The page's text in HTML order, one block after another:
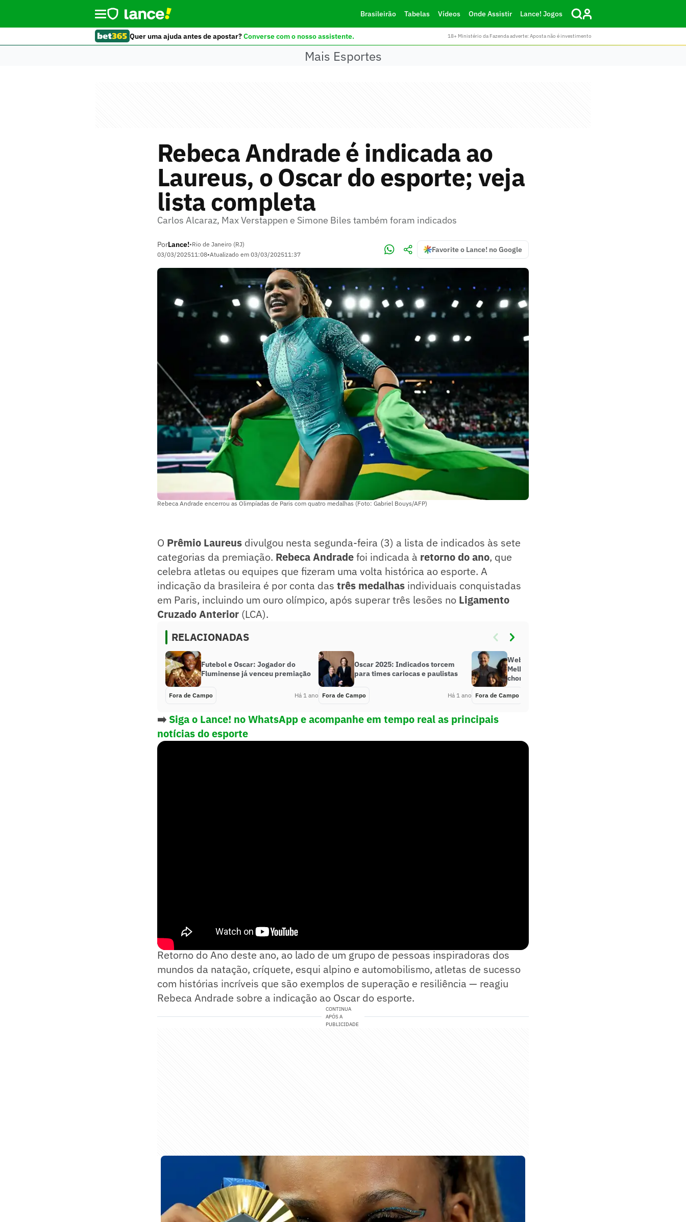
Brasileirão Tabelas Vídeos Onde Assistir Lance! Jogos
Quer uma ajuda antes de apostar?Converse com o nosso assistente. 18+ Ministério da Fazenda adverte: Aposta não é investimento
Mais Esportes
Rebeca Andrade é indicada ao
Laureus, o Oscar do esporte; veja
lista completa
Carlos Alcaraz, Max Verstappen e Simone Biles também foram indicados
PorLance!•Rio de Janeiro (RJ)
03/03/202511:08•Atualizado em 03/03/202511:37
Favorite o Lance! no Google
Rebeca Andrade encerrou as Olimpíadas de Paris com quatro medalhas (Foto: Gabriel Bouys/AFP)
O Prêmio Laureus divulgou nesta segunda-feira (3) a lista de indicados às sete
categorias da premiação. Rebeca Andradefoi indicada à retorno do ano, que
celebra atletas ou equipes que fizeram uma volta histórica ao esporte. A
indicação da brasileira é por conta das três medalhas individuais conquistadas
em Paris, incluindo um ouro olímpico, após superar três lesões no Ligamento
Cruzado Anterior (LCA).
RELACIONADAS
Futebol e Oscar: Jogador do
Fluminense já venceu premiação
Fora de Campo Há 1 ano
Oscar 2025: Indicados torcem
para times cariocas e paulistas
Fora de Campo Há 1 ano
Web vai à loucura com Oscar de
Melhor Filme Internacional: ‘Tô
chorando’
Fora de Campo
➡️ Siga o Lance! no WhatsApp e acompanhe em tempo real as principais
notícias do esporte
— Para mim, é um privilégio e uma honra ser indicada ao prêmio Laureus de
Retorno do Ano deste ano, ao lado de um grupo de pessoas inspiradoras dos
mundos da natação, críquete, esqui alpino e automobilismo, atletas de sucesso
com histórias incríveis que são exemplos de superação e resiliência — reagiu
Rebeca Andrade sobre a indicação ao Oscar do esporte.
CONTINUA
APÓS A
PUBLICIDADE